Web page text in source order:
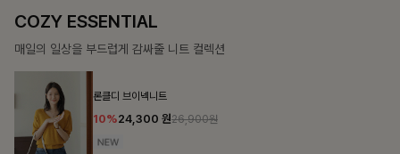
COZY ESSENTIAL
매일의 일상을 부드럽게 감싸줄 니트 컬렉션
론클디 브이넥니트
10%24,300 원26,900원